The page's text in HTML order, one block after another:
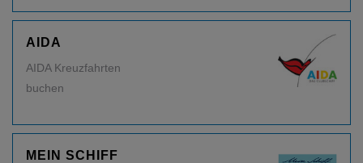
AIDA
AIDA Kreuzfahrten
buchen
MEIN SCHIFF